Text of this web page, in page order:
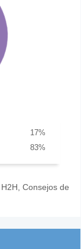
%
17
%
83
Consejos de